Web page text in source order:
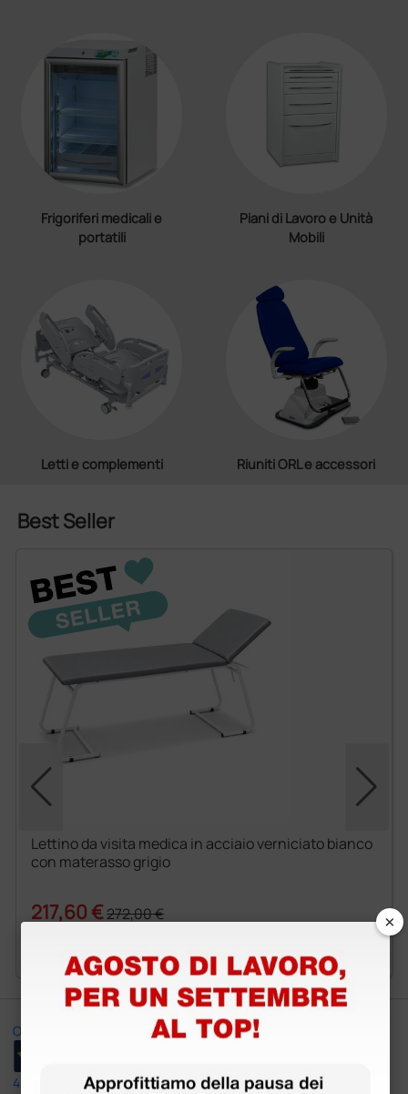
Frigoriferi medicali e
portatili
Piani di Lavoro e Unità
Mobili
Letti e complementi Riuniti ORL e accessori
Best Seller
Lettino da visita medica in acciaio verniciato bianco
con materasso grigio
217,60 €272,00 €
Ottimo
4,6
×